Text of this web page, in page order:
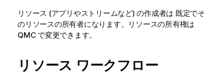
リソース (アプリやストリームなど) の作成者は 既定でそ
のリソースの所有者になります。リソースの所有権は
QMCで変更できます。
リソース ワークフロー